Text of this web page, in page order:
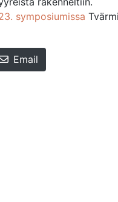
symposiumissa
Email